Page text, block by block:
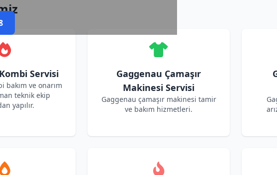
Servisi
bakım ve onarım
teknik ekip
yapılır.
Gaggenau Çamaşır
Makinesi Servisi
Gaggenau çamaşır makinesi tamir
ve bakım hizmetleri.